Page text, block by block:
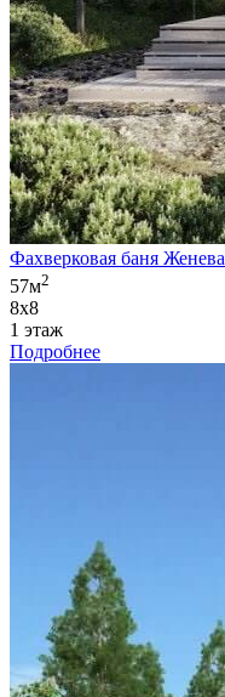
Фахверковая баня Женева
57м2
8х8
1 этаж
Подробнее